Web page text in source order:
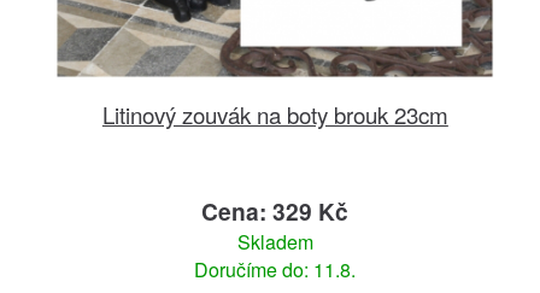
Litinový zouvák na boty brouk 23cm
Cena: 329 Kč
Skladem
Doručíme do: 11.8.